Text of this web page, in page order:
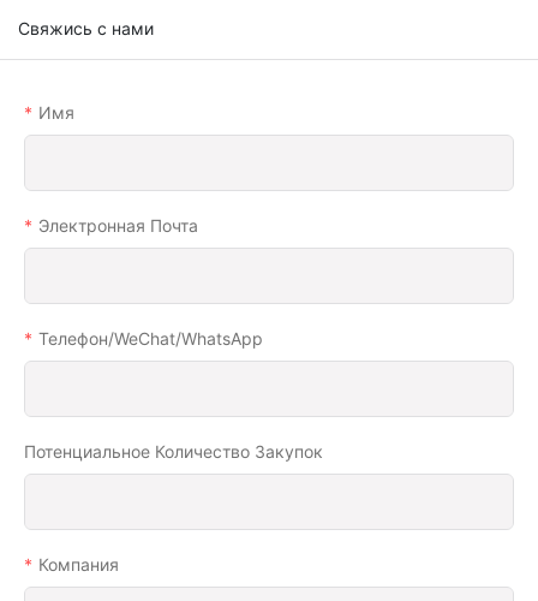
Свяжись с нами
Имя
Электронная Почта
Телефон/WeChat/WhatsApp
Потенциальное Количество Закупок
Компания